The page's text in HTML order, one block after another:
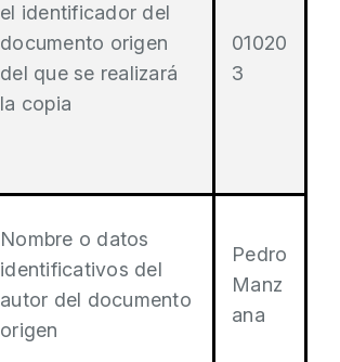
el identificador del
documento origen
del que se realizará
la copia
01020
3
Nombre o datos
identificativos del
autor del documento
origen
Pedro
Manz
ana